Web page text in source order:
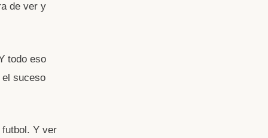
de ver y
todo eso
suceso
futbol. Y ver